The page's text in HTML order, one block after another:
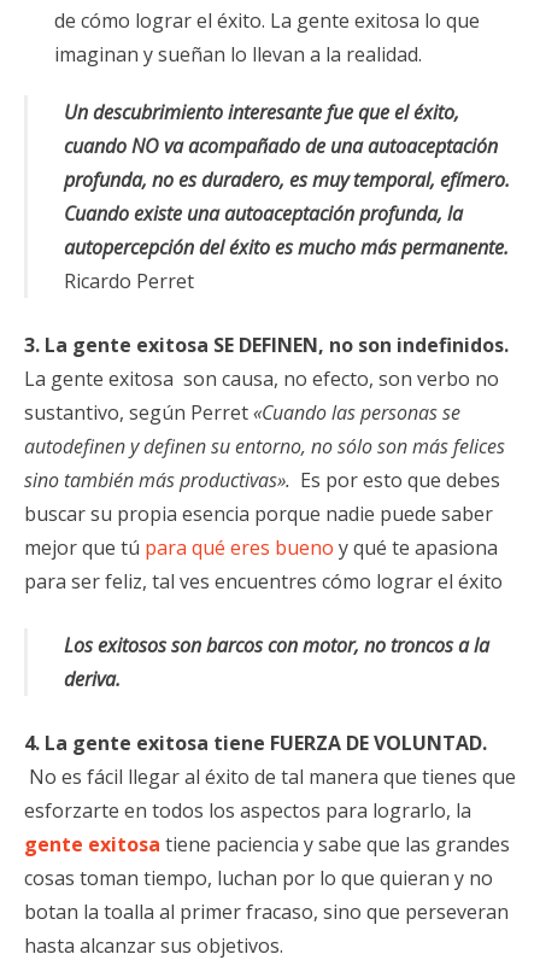
de cómo lograr el éxito. La gente exitosa lo que
imaginan y sueñan lo llevan a la realidad.
Un descubrimiento interesante fue que el éxito,
cuando NO va acompañado de una autoaceptación
profunda, no es duradero, es muy temporal, efímero.
Cuando existe una autoaceptación profunda, la
autopercepción del éxito es mucho más permanente.
Ricardo Perret
3. La gente exitosa SE DEFINEN, no son indefinidos.
La gente exitosa son causa, no efecto, son verbo no
sustantivo, según Perret«Cuando las personas se
autodefinen y definen su entorno, no sólo son más felices
sino también más productivas». Es por esto que debes
buscar su propia esencia porque nadie puede saber
mejor que tú para qué eres bueno y qué te apasiona
para ser feliz, tal ves encuentres cómo lograr el éxito
Los exitosos son barcos con motor, no troncos a la
deriva.
4. La gente exitosa tiene FUERZA DE VOLUNTAD.
No es fácil llegar al éxito de tal manera que tienes que
esforzarte en todos los aspectos para lograrlo, la
gente exitosa tiene paciencia y sabe que las grandes
cosas toman tiempo, luchan por lo que quieran y no
botan la toalla al primer fracaso, sino que perseveran
hasta alcanzar sus objetivos.